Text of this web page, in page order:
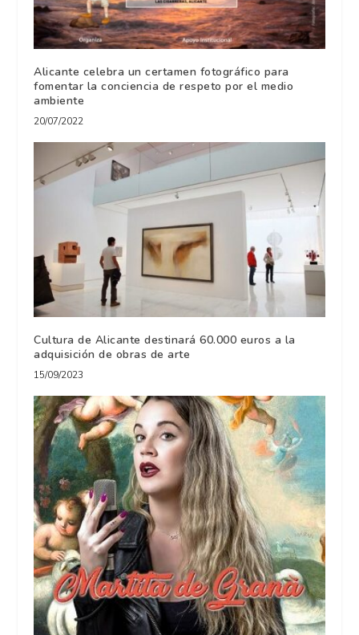
Alicante celebra un certamen fotográfico para
fomentar la conciencia de respeto por el medio
ambiente
20/07/2022
Cultura de Alicante destinará 60.000 euros a la
adquisición de obras de arte
15/09/2023